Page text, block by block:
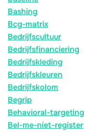
Bashing
Bcg-matrix
Bedrijfscultuur
Bedrijfsfinanciering
Bedrijfskleding
Bedrijfskleuren
Bedrijfskolom
Begrip
Behavioral-targeting
Bel-me-niet-register